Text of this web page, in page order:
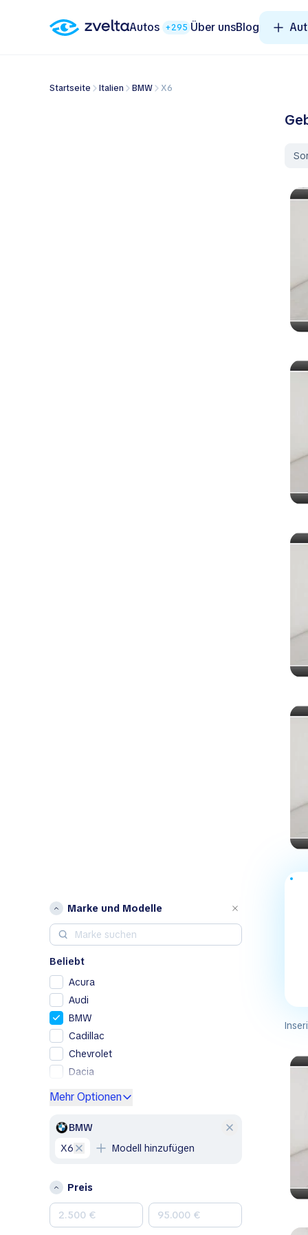
Autos +295 Über unsBlog
Startseite Italien BMW X6
Marke und Modelle
Beliebt
Acura
Audi
BMW
Cadillac
Chevrolet
Dacia
Ford
GMC
Honda
Land Rover
Mehr Optionen
BMW
X6
Modell hinzufügen
Preis